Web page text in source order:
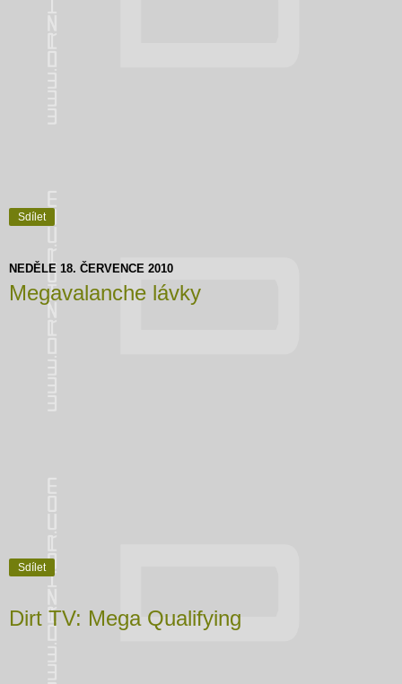
Sdílet
NEDĚLE 18. ČERVENCE 2010
Megavalanche lávky
Sdílet
Dirt TV: Mega Qualifying